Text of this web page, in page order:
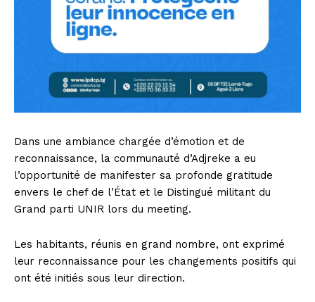
Dans une ambiance chargée d’émotion et de
reconnaissance, la communauté d’Adjreke a eu
l’opportunité de manifester sa profonde gratitude
envers le chef de l’État et le Distingué militant du
Grand parti UNIR lors du meeting.
Les habitants, réunis en grand nombre, ont exprimé
leur reconnaissance pour les changements positifs qui
ont été initiés sous leur direction.